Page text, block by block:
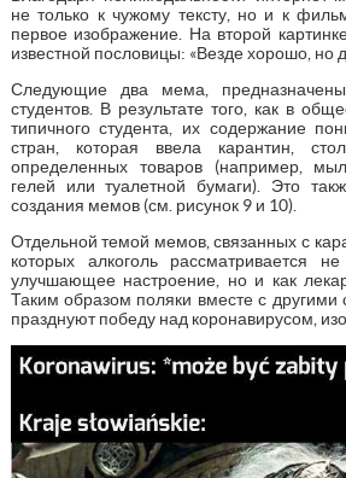
не только к чужому тексту, но и к
первое изображение. На второй
известной пословицы: «Везде хорошо, но
Следующие два мема,
студентов. В результате того, как в
типичного студента, их содержание
стран, которая ввела карантин,
определенных товаров (например,
гелей или туалетной бумаги). Это
создания мемов (см. рисунок 9 и 10).
Отдельной темой мемов, связанных с
которых алкоголь рассматривается
улучшающее настроение, но и как
Таким образом поляки вместе с другими
празднуют победу над коронавирусом,